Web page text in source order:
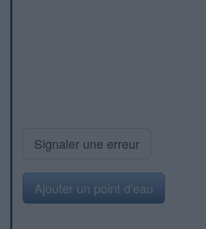
Signaler une erreur
Ajouter un point d'eau